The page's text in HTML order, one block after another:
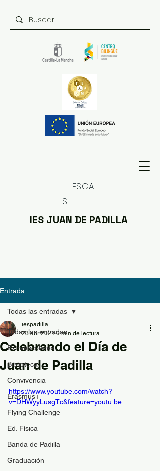
ILLESCA
S
IES JUAN DE PADILLA
Entrada
Todas las entradas
Extraescolares
Biblioteca
Convivencia
Erasmus+
Flying Challenge
Ed. Física
Banda de Padilla
Graduación
Todas las entradas
Celebrando el Día de
Juan de Padilla
iespadilla
23 abr 2021 0 min de lectura
https://www.youtube.com/watch?
v=DHWyyLusgTc&feature=youtu.be